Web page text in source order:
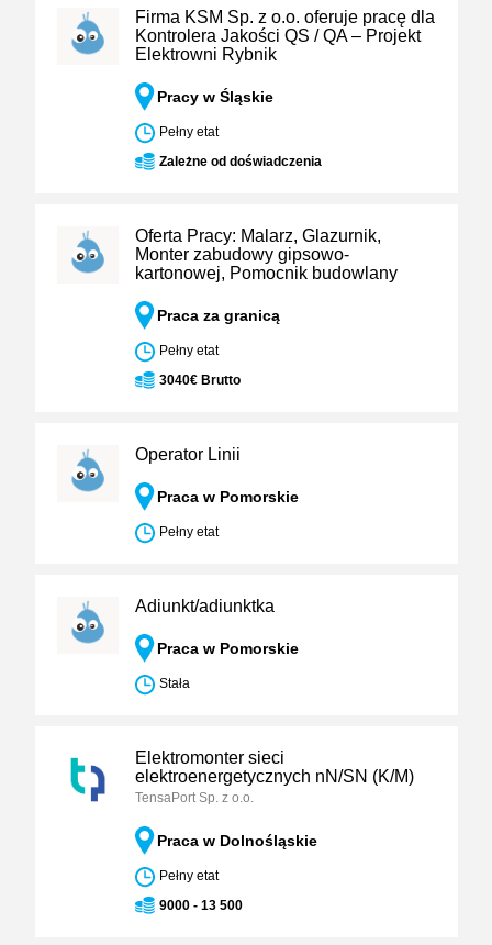
Firma KSM Sp. z o.o. oferuje pracę dla
Kontrolera Jakości QS / QA – Projekt
Elektrowni Rybnik
Pracy w Śląskie
Pełny etat
Zależne od doświadczenia
Oferta Pracy: Malarz, Glazurnik,
Monter zabudowy gipsowo-
kartonowej, Pomocnik budowlany
Praca za granicą
Pełny etat
3040€ Brutto
Operator Linii
Praca w Pomorskie
Pełny etat
Adiunkt/adiunktka
Praca w Pomorskie
Stała
Elektromonter sieci
elektroenergetycznych nN/SN (K/M)
TensaPort Sp. z o.o.
Praca w Dolnośląskie
Pełny etat
9000 - 13 500